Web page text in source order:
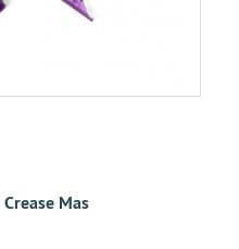
Crease Mas